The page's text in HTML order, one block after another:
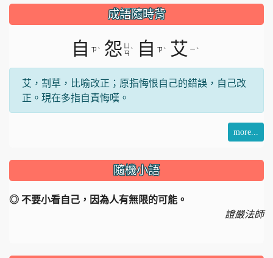
成語隨時背
自 ㄗ ˋ 怨 ㄢ ˋ 自 ㄗ ˋ 艾 ㄧ ˋ
艾，割草，比喻改正；原指悔恨自己的錯誤，自己改
正。現在多指自責悔嘆。
more...
隨機小語
◎ 不要小看自己，因為人有無限的可能。
證嚴法師